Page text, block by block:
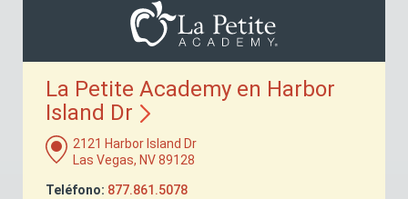
La Petite Academy en Harbor
Island Dr
2121 Harbor Island Dr
Las Vegas, NV 89128
Teléfono: 877.861.5078